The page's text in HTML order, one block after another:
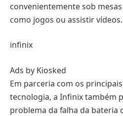
convenientemente sob
como jogos ou assistir vídeos.
infinix
Ads by Kiosked
Em parceria com os
tecnologia, a Infinix também
problema da falha da bateria